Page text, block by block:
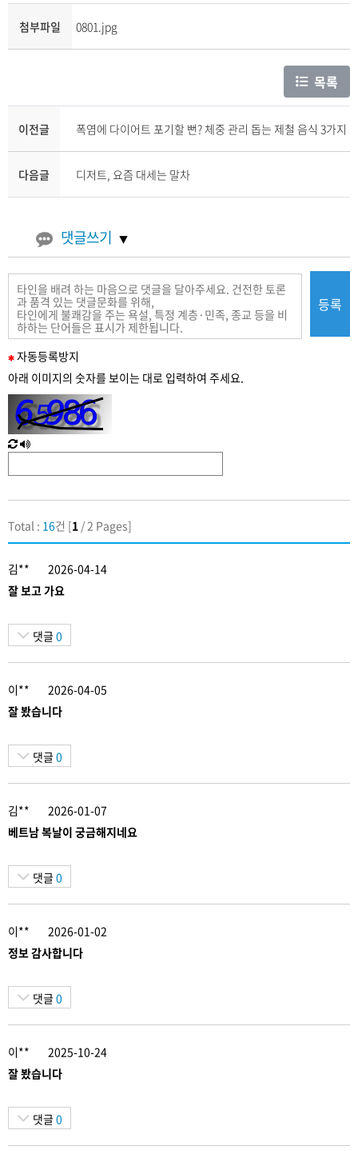
첨부파일 0801.jpg
목록
이전글 폭염에 다이어트 포기할 뻔? 체중 관리 돕는 제철 음식 3가지
다음글 디저트, 요즘 대세는 말차
댓글쓰기
필
수
력
자동등록방지
아래 이미지의 숫자를 보이는 대로 입력하여 주세요.
새
로
침
한
글
성
등록
Total : 16건 [1 / 2 Pages]
김**
2026-04-14
잘 보고 가요
댓글 0
이**
2026-04-05
잘 봤습니다
댓글 0
김**
2026-01-07
베트남 복날이 궁금해지네요
댓글 0
이**
2026-01-02
정보 감사합니다
댓글 0
이**
2025-10-24
잘 봤습니다
댓글 0